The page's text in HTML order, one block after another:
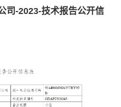
司-2023-技术报告公开信